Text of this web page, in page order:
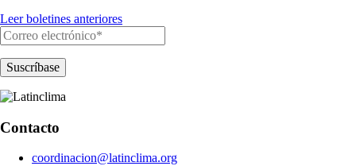
Leer boletines anteriores
Contacto
coordinacion@latinclima.org